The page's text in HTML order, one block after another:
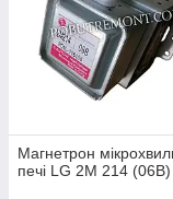
Магнетрон
печі LG 2M 214 (06B)